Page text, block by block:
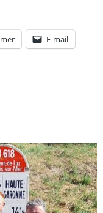
E-mail